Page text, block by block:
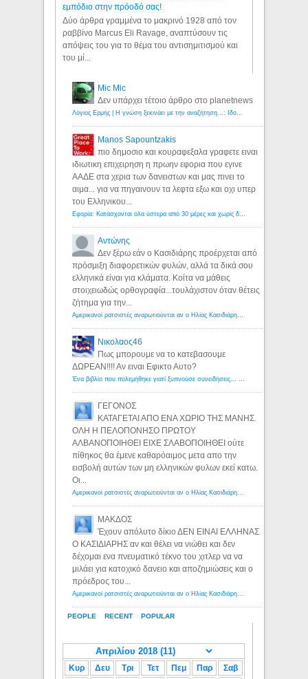
εμπόδιο στην πρόοδό σας!
Δύο άρθρα γραμμένα το μακρινό 1928 από τον
ραββίνο Marcus Eli Ravage, αναπτύσουν τις
απόψεις του για το θέμα του αντισημιτισμού και
του μί...
PEOPLE RECENT POPULAR
Mic Mic
Δεν υπάρχει τέτοιο άρθρο στο planetnews
Manos Sapountzakis
πιο δημοσιο και κουραφεξαλα γραφετε ειναι
ιδιωτικη επιχειρηση η πρωην εφορια που εγινε
ΑΑΔΕ στα χερια των δανειστων και μας πινει το
αιμα... για να πηγαινουν τα λεφτα εξω και οχι υπερ
του Ελληνικου...
Αντώνης
Δεν ξέρω εάν ο Κασιδιάρης προέρχεται από
πρόσμιξη διαφορετικών φυλών, αλλά τα δικά σου
ελληνικά είναι για κλάματα. Κοίτα να μάθεις
στοιχειωδώς ορθογραφία...τουλάχιστον όταν θέτεις
ζήτημα για την...
Νικολαος46
Πως μπορουμε να το κατεβασουμε
ΔΩΡΕΑΝ!!!! Αν ειναι Εφικτο Αυτο?
ΓΕΓΟΝΟΣ
ΚΑΤΑΓΕΤΑΙ ΑΠΟ ΕΝΑ ΧΩΡΙΟ ΤΗΣ ΜΑΝΗΣ.
ΟΛΗ Η ΠΕΛΟΠΟΝΗΣΟ ΠΡΩΤΟΥ
ΑΛΒΑΝΟΠΟΙΗΘΕΙ ΕΙΧΕ ΣΛΑΒΟΠΟΙΗΘΕΙ ούτε
πίθηκος θα έμενε καθαρόαιμος μετα απο την
εισβολή αυτών των μη ελληνικών φυλων εκεί κατω.
Οι...
ΜΑΚΔΟΣ
Έχουν απόλυτο δίκιο ΔΕΝ ΕΙΝΑΙ ΕΛΛΗΝΑΣ
Ο ΚΑΣΙΔΙΑΡΗΣ αν και θέλει να νιώθει και δεν
δέχομαι ενα πνευματικό τέκνο του χιτλερ να να
μιλάει για κατοχικό δανειο και αποζημιώσεις και ο
πρόεδρος του...
Κυρ Δευ Τρι Τετ Πεμ Παρ Σαβ